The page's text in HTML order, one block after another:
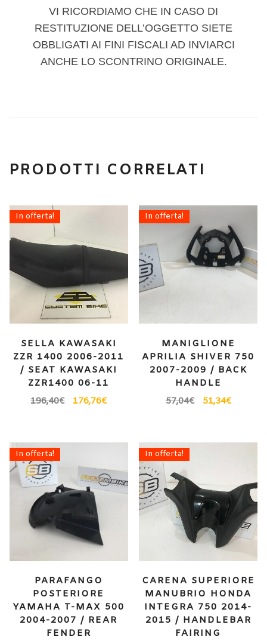
VI RICORDIAMO CHE IN CASO DI
RESTITUZIONE DELL’OGGETTO SIETE
OBBLIGATI AI FINI FISCALI AD INVIARCI
ANCHE LO SCONTRINO ORIGINALE.
PRODOTTI CORRELATI
In offerta!
SELLA KAWASAKI
ZZR 1400 2006-2011
/ SEAT KAWASAKI
ZZR1400 06-11
196,40€ 176,76€
In offerta!
MANIGLIONE
APRILIA SHIVER 750
2007-2009 / BACK
HANDLE
57,04€ 51,34€
In offerta!
PARAFANGO
POSTERIORE
YAMAHA T-MAX 500
2004-2007 / REAR
FENDER
In offerta!
CARENA SUPERIORE
MANUBRIO HONDA
INTEGRA 750 2014-
2015 / HANDLEBAR
FAIRING